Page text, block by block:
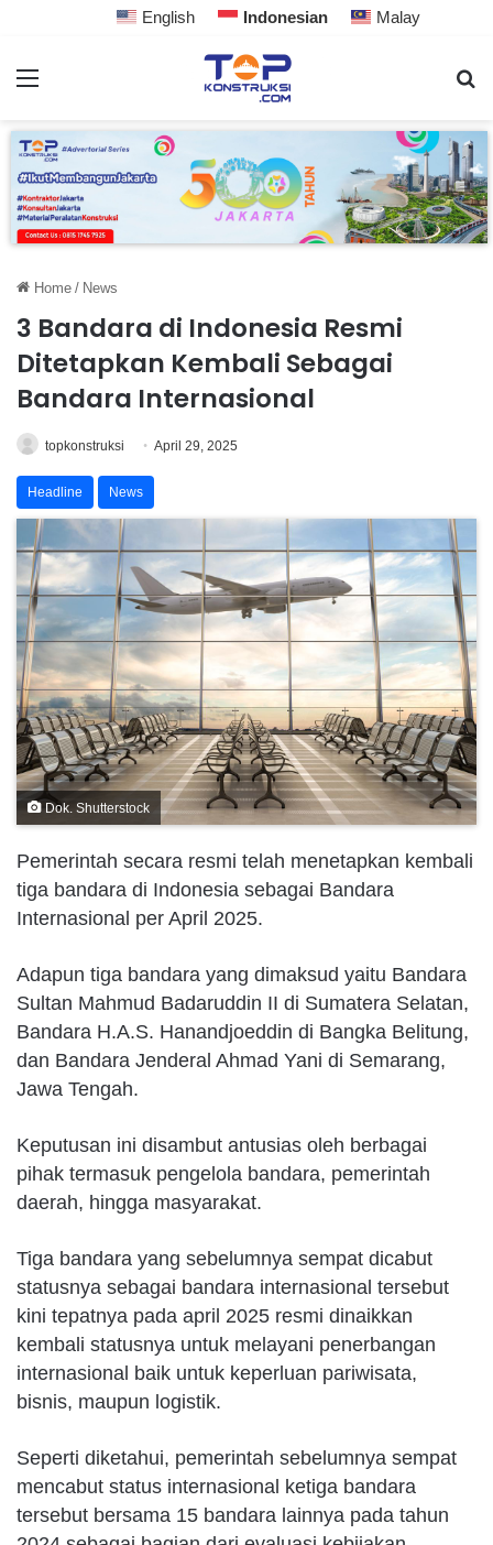
English Indonesian Malay
Home / News
3 Bandara di Indonesia Resmi
Ditetapkan Kembali Sebagai
Bandara Internasional
topkonstruksi April 29, 2025
Headline News
Dok. Shutterstock
Pemerintah secara resmi telah menetapkan kembali
tiga bandara di Indonesia sebagai Bandara
Internasional per April 2025.
Adapun tiga bandara yang dimaksud yaitu Bandara
Sultan Mahmud Badaruddin II di Sumatera Selatan,
Bandara H.A.S. Hanandjoeddin di Bangka Belitung,
dan Bandara Jenderal Ahmad Yani di Semarang,
Jawa Tengah.
Keputusan ini disambut antusias oleh berbagai
pihak termasuk pengelola bandara, pemerintah
daerah, hingga masyarakat.
Tiga bandara yang sebelumnya sempat dicabut
statusnya sebagai bandara internasional tersebut
kini tepatnya pada april 2025 resmi dinaikkan
kembali statusnya untuk melayani penerbangan
internasional baik untuk keperluan pariwisata,
bisnis, maupun logistik.
Seperti diketahui, pemerintah sebelumnya sempat
mencabut status internasional ketiga bandara
tersebut bersama 15 bandara lainnya pada tahun